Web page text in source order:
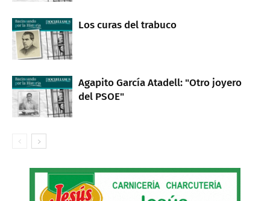
Los curas del trabuco
Agapito García Atadell: "Otro joyero
del PSOE"